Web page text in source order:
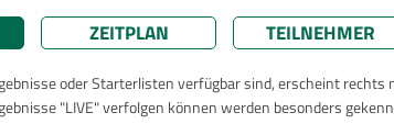
ZEITPLAN TEILNEHMER
oder Starterlisten verfügbar sind, erscheint
"LIVE" verfolgen können werden besonders